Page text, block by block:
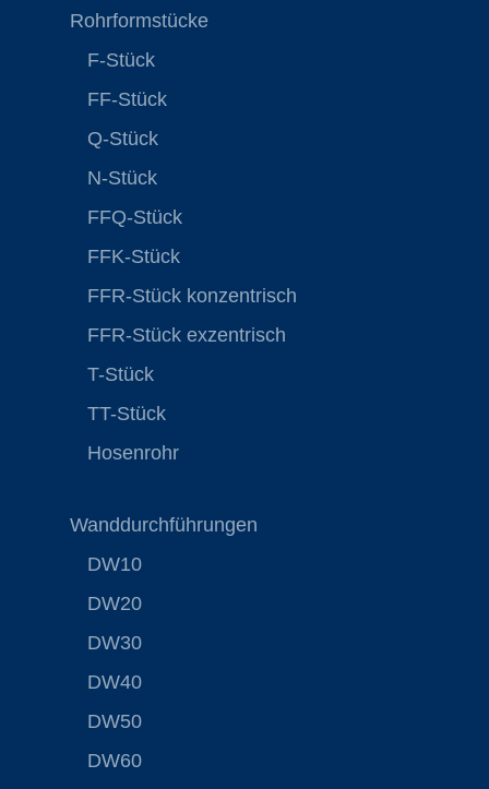
Rohrformstücke
F-Stück
FF-Stück
Q-Stück
N-Stück
FFQ-Stück
FFK-Stück
FFR-Stück konzentrisch
FFR-Stück exzentrisch
T-Stück
TT-Stück
Hosenrohr
Wanddurchführungen
DW10
DW20
DW30
DW40
DW50
DW60